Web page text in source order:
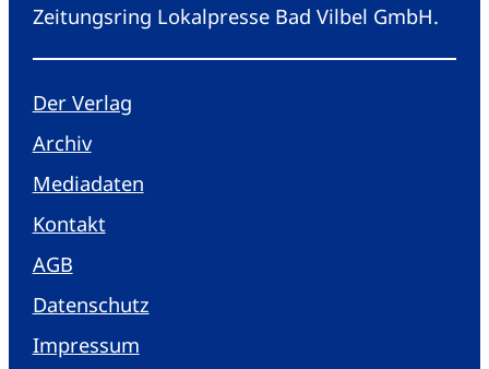
Zeitungsring Lokalpresse Bad Vilbel GmbH.
Der Verlag
Archiv
Mediadaten
Kontakt
AGB
Datenschutz
Impressum